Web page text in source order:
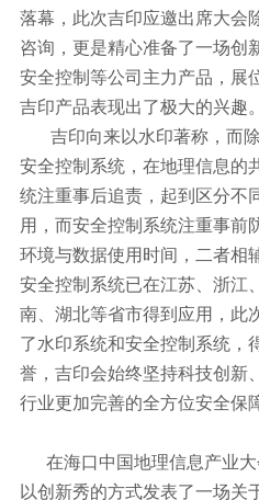
落幕，此次吉印应邀出席大会
咨询，更是精心准备了一场创
安全控制等公司主力产品，展
吉印产品表现出了极大的兴趣。
吉印向来以水印著称，而除
安全控制系统，在地理信息的
统注重事后追责，起到区分不
用，而安全控制系统注重事前
环境与数据使用时间，二者相
安全控制系统已在江苏、浙江
南、湖北等省市得到应用，此
了水印系统和安全控制系统，
誉，吉印会始终坚持科技创新
行业更加完善的全方位安全保
在海口中国地理信息产业大
以创新秀的方式发表了一场关